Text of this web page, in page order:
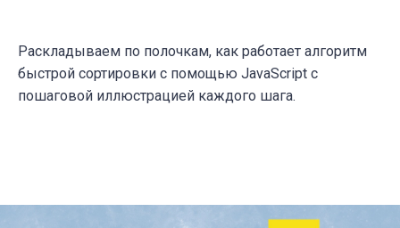
Раскладываем по полочкам, как работает алгоритм
быстрой сортировки с помощью JavaScript с
пошаговой иллюстрацией каждого шага.